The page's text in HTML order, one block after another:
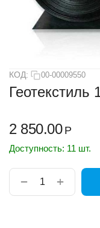
КОД: 00-00009550
Геотекстиль
2 850.00 Р
Доступность: 11 шт.
+
−